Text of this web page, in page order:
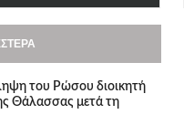
του Ρώσου διοικητή
Θάλασσας μετά τη